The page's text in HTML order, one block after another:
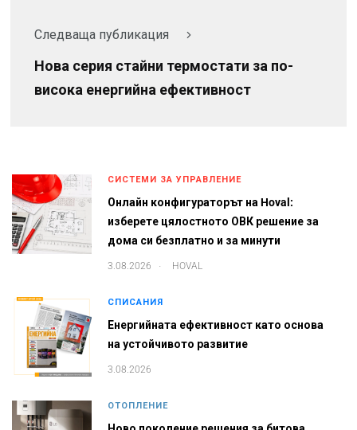
Следваща публикация
Нова серия стайни термостати за по-
висока енергийна ефективност
СИСТЕМИ ЗА УПРАВЛЕНИЕ
Онлайн конфигураторът на Hoval:
изберете цялостното ОВК решение за
дома си безплатно и за минути
3.08.2026 HOVAL
СПИСАНИЯ
Енергийната ефективност като основа
на устойчивото развитие
3.08.2026
ОТОПЛЕНИЕ